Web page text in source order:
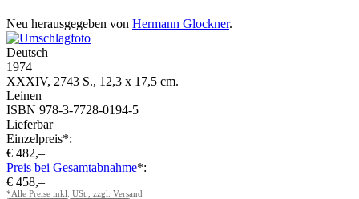
Neu herausgegeben von Hermann Glockner.
Deutsch
1974
XXXIV, 2743 S., 12,3 x 17,5 cm.
Leinen
ISBN 978-3-7728-0194-5
Lieferbar
Einzelpreis*:
€ 482,–
Preis bei Gesamtabnahme*:
€ 458,–
*Alle Preise inkl. USt., zzgl. Versand